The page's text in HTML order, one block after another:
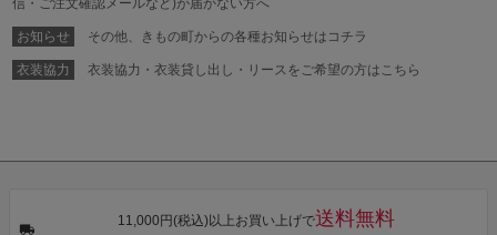
プ」Fサイズ
ワンピース 簡
単着付け 大人
信・ご注文確認メールなど)が届かない方へ
お知らせ その他、きもの町からの各種お知らせはコチラ
衣装協力 衣装協力・衣装貸し出し・リースをご希望の方はこちら
11,000円(税込)以上お買い上げで送料無料